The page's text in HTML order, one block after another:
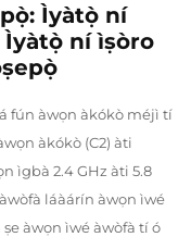
Ìyàtọ̀ ní
Ìyàtọ̀ ní ìṣòro
fún àwọn àkókò méjì tí
àkókò (C2) àti
ìgbà 2.4 GHz àti 5.8
láàárín àwọn ìwé
àwọn ìwé àwòfà tí ó